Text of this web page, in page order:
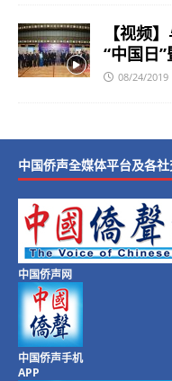
【视频
“中国日
08/24/2019
中国侨声全媒体平台及各
中国侨声网
中国侨声手机
APP